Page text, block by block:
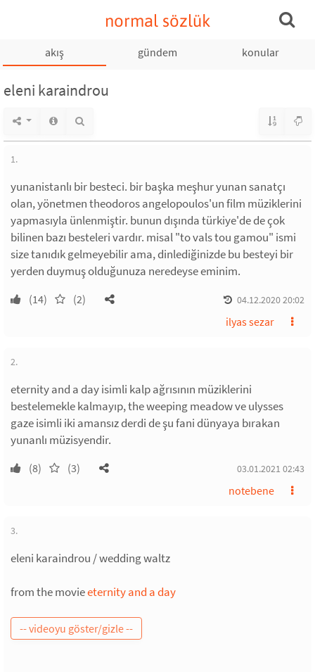
normal sözlük
akış gündem konular
eleni karaindrou
1.
yunanistanlı bir besteci. bir başka meşhur yunan sanatçı
olan, yönetmen theodoros angelopoulos'un film müziklerini
yapmasıyla ünlenmiştir. bunun dışında türkiye'de de çok
bilinen bazı besteleri vardır. misal "to vals tou gamou" ismi
size tanıdık gelmeyebilir ama, dinlediğinizde bu besteyi bir
yerden duymuş olduğunuza neredeyse eminim.
(14) (2) 04.12.2020 20:02
ilyas sezar
2.
eternity and a day isimli kalp ağrısının müziklerini
bestelemekle kalmayıp, the weeping meadow ve ulysses
gaze isimli iki amansız derdi de şu fani dünyaya bırakan
yunanlı müzisyendir.
(8) (3) 03.01.2021 02:43
notebene
3.
eleni karaindrou / wedding waltz
from the movieeternity and a day